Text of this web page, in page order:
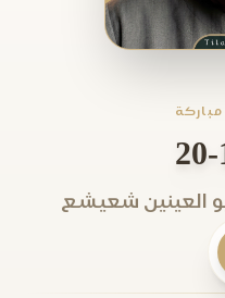
مباركة
العينين شعيشع